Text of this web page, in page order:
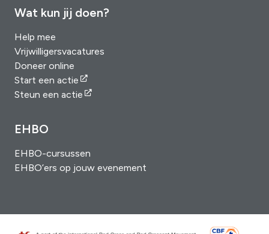
Wat kun jij doen?
Help mee
Vrijwilligersvacatures
Doneer online
Start een actie
Steun een actie
EHBO
EHBO-cursussen
EHBO’ers op jouw evenement